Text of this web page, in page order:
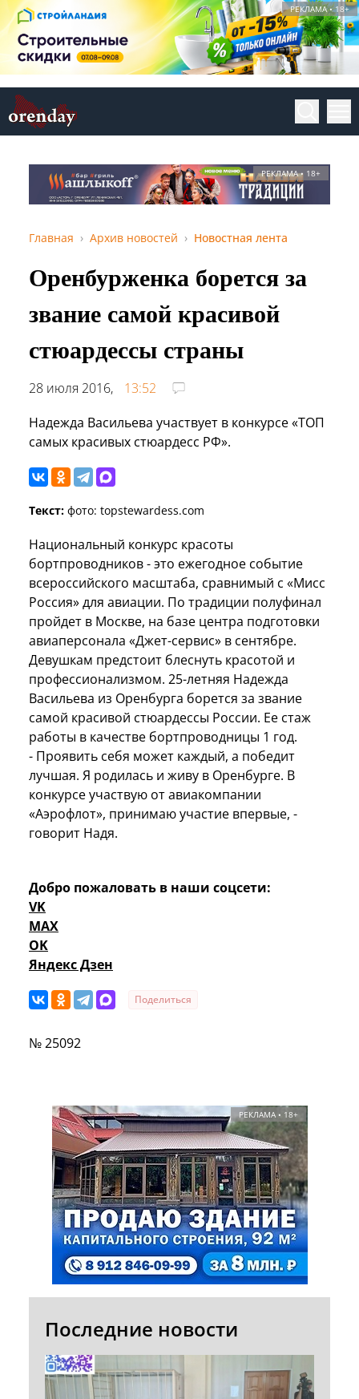
РЕКЛАМА • 18+
РЕКЛАМА • 18+
Главная Архив новостей Новостная лента
Оренбурженка борется за
звание самой красивой
стюардессы страны
28 июля 2016,
13:52
Надежда Васильева участвует в конкурсе «ТОП
самых красивых стюардесс РФ».
Текст: фото: topstewardess.com
Национальный конкурс красоты
бортпроводников - это ежегодное событие
всероссийского масштаба, сравнимый с «Мисс
Россия» для авиации. По традиции полуфинал
пройдет в Москве, на базе центра подготовки
авиаперсонала «Джет-сервис» в сентябре.
Девушкам предстоит блеснуть красотой и
профессионализмом. 25-летняя Надежда
Васильева из Оренбурга борется за звание
самой красивой стюардессы России. Ее стаж
работы в качестве бортпроводницы 1 год.
- Проявить себя может каждый, а победит
лучшая. Я родилась и живу в Оренбурге. В
конкурсе участвую от авиакомпании
«Аэрофлот», принимаю участие впервые, -
говорит Надя.
Добро пожаловать в наши соцсети:
VK
MAX
OK
Яндекс Дзен
Поделиться
№ 25092
РЕКЛАМА • 18+
Последние новости